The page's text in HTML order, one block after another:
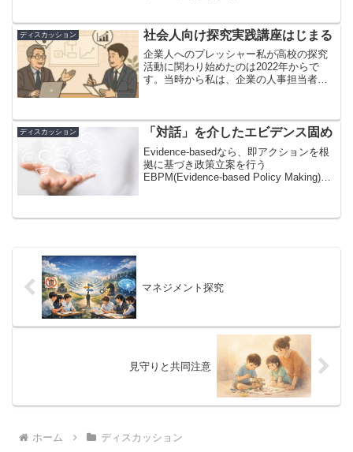
ディスカッション 社会人向け探究実践講座はじまる
企業人へのプレッシャー私が高校の探究
活動に関わり始めたのは2022年からで
す。当時から私は、企業の人事担当者な
体験した生徒が新入社員として入社して
くる数年後には、『上司...
ディスカッション 「対話」を介したエビデンス固め
Evidence-basedなら、即アクションを根
拠に基づき政策立案を行う
EBPM(Evidence-based Policy Making)と
マネジメント探究
見守りと共同注意
ホーム ディスカッション